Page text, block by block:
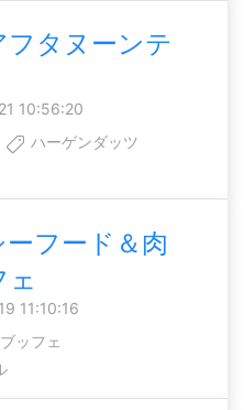
フタヌーンテ
10:56:20
ハーゲンダッツ
ーフード＆肉
ェ
11:10:16
ブッフェ